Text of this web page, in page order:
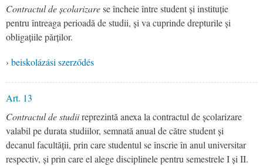
Contractul de școlarizarese încheie între student și instituție
pentru întreaga perioadă de studii, și va cuprinde drepturile și
obligațiile părților.
› beiskolázási szerződés
Art. 13
Contractul de studiireprezintă anexa la contractul de școlarizare
valabil pe durata studiilor, semnată anual de către student și
decanul facultății, prin care studentul se înscrie în anul universitar
respectiv, și prin care el alege disciplinele pentru semestrele I și II.